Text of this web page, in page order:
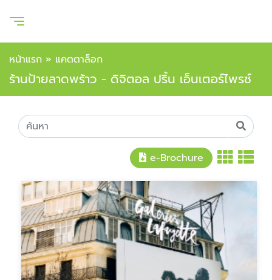
หน้าแรก » แคตตาล็อก
ร้านป้ายลาดพร้าว - ดิจิตอล ปริ้น เอ็นเตอร์ไพรซ์
e-Brochure